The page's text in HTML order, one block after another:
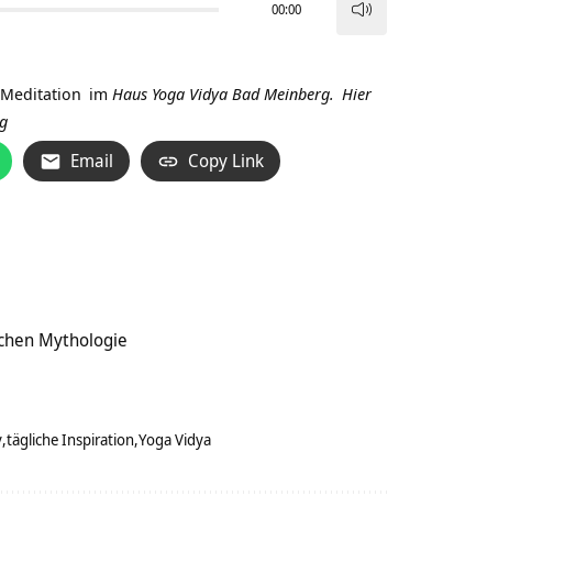
00:00
Meditation im Haus Yoga Vidya Bad Meinberg. Hier
Email Copy Link
Mythologie
tägliche Inspiration Yoga Vidya